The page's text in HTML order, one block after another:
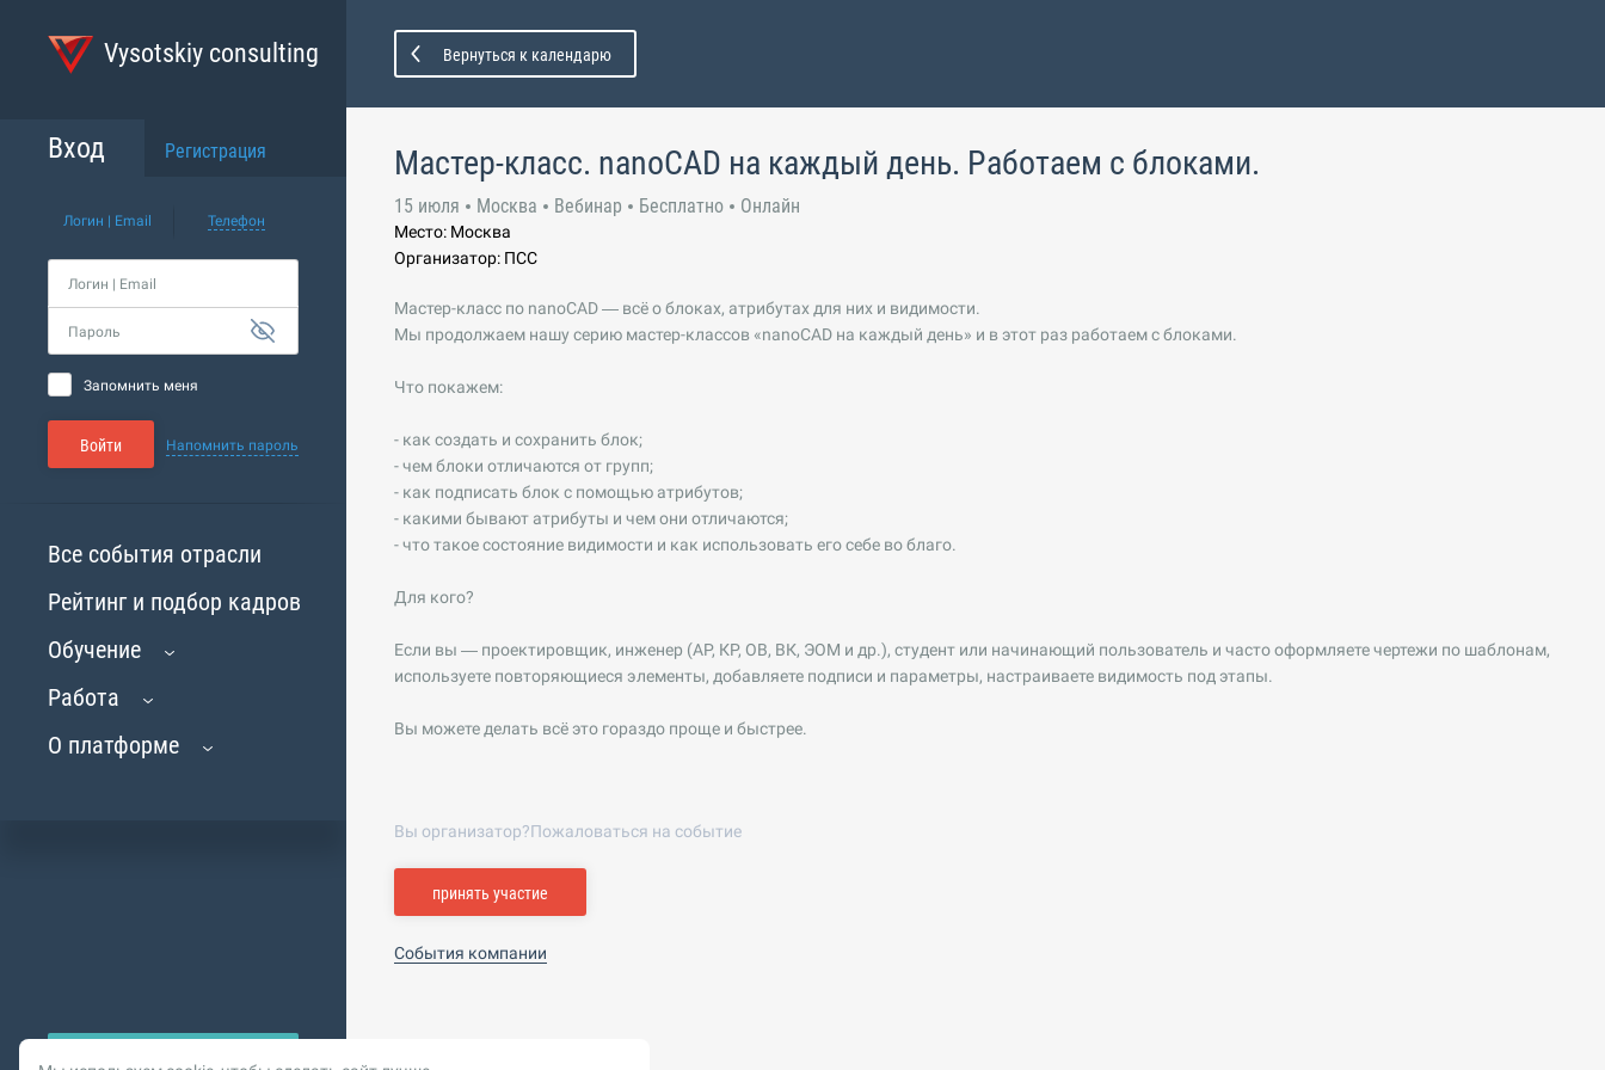
Vysotskiy consulting
Вход Регистрация
Логин | Email Телефон
Логин | Email
Пароль
Запомнить меня
Войти Напомнить пароль
Все события отрасли
Рейтинг и подбор кадров
Обучение
Работа
О платформе
Вернуться к календарю
Мастер-класс. nanoCAD на каждый день. Работаем с блоками.
15 июля Москва Вебинар Бесплатно Онлайн
Место: Москва
Организатор: ПСС
Мастер-класс по nanoCAD — всё о блоках, атрибутах для них и видимости.
Мы продолжаем нашу серию мастер-классов «nanoCAD на каждый день» и в этот раз работаем с блоками.
Что покажем:
- как создать и сохранить блок;
- чем блоки отличаются от групп;
- как подписать блок с помощью атрибутов;
- какими бывают атрибуты и чем они отличаются;
- что такое состояние видимости и как использовать его себе во благо.
Для кого?
Если вы — проектировщик, инженер (АР, КР, ОВ, ВК, ЭОМ и др.), студент или начинающий пользователь и часто оформляете чертежи по шаблонам,
используете повторяющиеся элементы, добавляете подписи и параметры, настраиваете видимость под этапы.
Вы можете делать всё это гораздо проще и быстрее.
Вы организатор?Пожаловаться на событие
принять участие
События компании